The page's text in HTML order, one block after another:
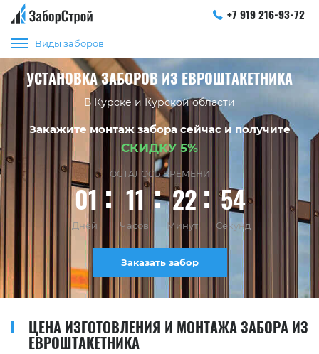
+7 919 216-93-72
Виды заборов
УСТАНОВКА ЗАБОРОВ ИЗ ЕВРОШТАКЕТНИКА
В Курске и Курской области
Закажите монтаж забора сейчас и получите
СКИДКУ 5%
ОСТАЛОСЬ ВРЕМЕНИ
01 11 22 53
Дней Часов Минут Секунд
Заказать забор
ЦЕНА ИЗГОТОВЛЕНИЯ И МОНТАЖА ЗАБОРА ИЗ
ЕВРОШТАКЕТНИКА